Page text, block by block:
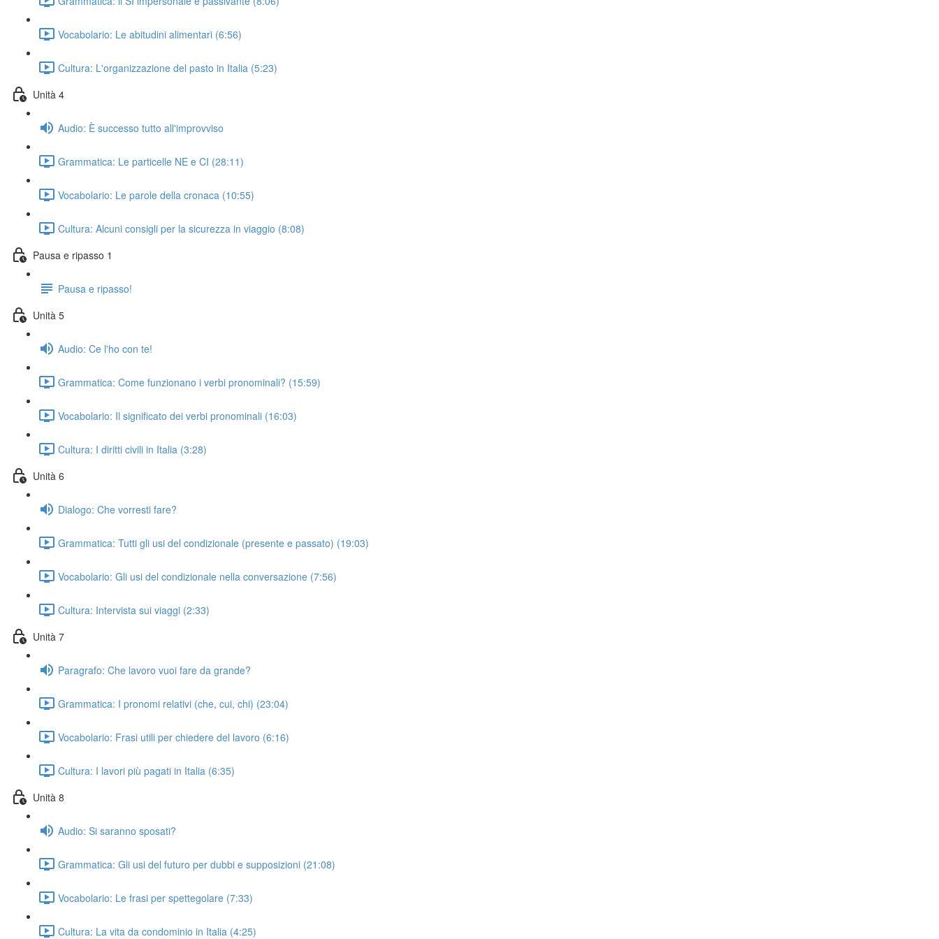
Vocabolario: Le abitudini alimentari (6:56)
Cultura: L'organizzazione del pasto in Italia (5:23)
Unità 4
Audio: È successo tutto all'improvviso
Grammatica: Le particelle NE e CI (28:11)
Vocabolario: Le parole della cronaca (10:55)
Cultura: Alcuni consigli per la sicurezza in viaggio (8:08)
Pausa e ripasso 1
Pausa e ripasso!
Unità 5
Audio: Ce l'ho con te!
Grammatica: Come funzionano i verbi pronominali? (15:59)
Vocabolario: Il significato dei verbi pronominali (16:03)
Cultura: I diritti civili in Italia (3:28)
Unità 6
Dialogo: Che vorresti fare?
Grammatica: Tutti gli usi del condizionale (presente e passato) (19:03)
Vocabolario: Gli usi del condizionale nella conversazione (7:56)
Cultura: Intervista sui viaggi (2:33)
Unità 7
Paragrafo: Che lavoro vuoi fare da grande?
Grammatica: I pronomi relativi (che, cui, chi) (23:04)
Vocabolario: Frasi utili per chiedere del lavoro (6:16)
Cultura: I lavori più pagati in Italia (6:35)
Unità 8
Audio: Si saranno sposati?
Grammatica: Gli usi del futuro per dubbi e supposizioni (21:08)
Vocabolario: Le frasi per spettegolare (7:33)
Cultura: La vita da condominio in Italia (4:25)